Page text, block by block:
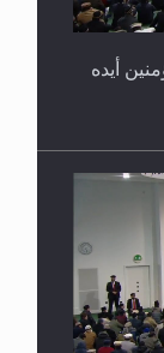
أيده